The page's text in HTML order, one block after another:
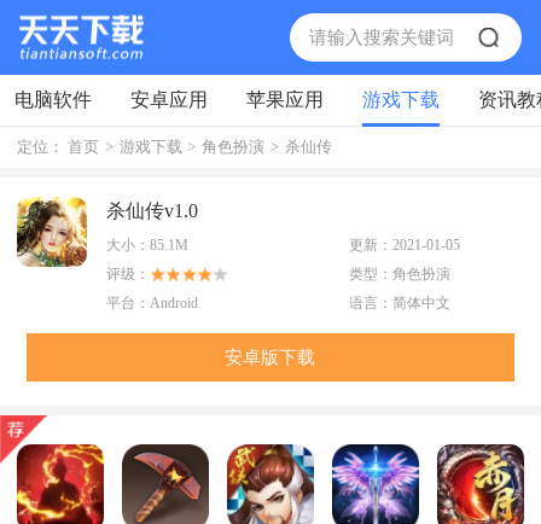
电脑软件 安卓应用 苹果应用 游戏下载 资讯教
定位： 首页 > 游戏下载 > 角色扮演 > 杀仙传
杀仙传v1.0
大小： 85.1M 更新： 2021-01-05
评级：
类型： 角色扮演
平台： Android 语言： 简体中文
安卓版下载